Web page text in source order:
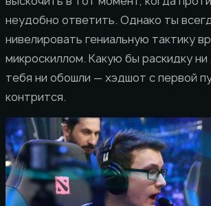
неудобно ответить. Однако ты
нивелировать гениальную тактику
микроскиллом. Какую бы раскидку ни
тебя ни обошли — хэдшот с первой
контрится.